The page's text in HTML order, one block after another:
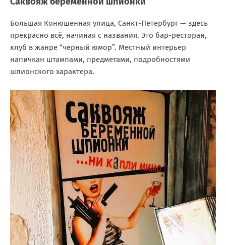
Большая Конюшенная улица, Санкт-Петербург — здесь
прекрасно всё, начиная с названия. Это бар-ресторан,
клуб в жанре “черный юмор”. Местный интерьер
напичкан штампами, предметами, подробностями
шпионского характера.